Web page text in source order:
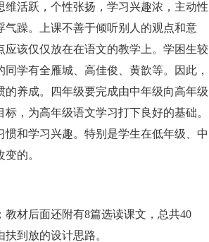
维活跃，个性张扬，学习兴趣浓，主动性
躁。上课不善于倾听别人的观点和意
该仅仅放在在语文的教学上。学困生较
学有全雁城、高佳俊、黄歆等。因此，
养成。四年级要完成由中年级向高年级
，为高年级语文学习打下良好的基础。
和学习兴趣。特别是学生在低年级、中
的。
材后面还附有8篇选读课文，总共40
到放的设计思路。